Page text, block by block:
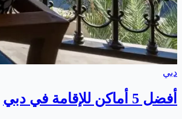
دبي
أفضل 5 أماكن للإقامة في دبي